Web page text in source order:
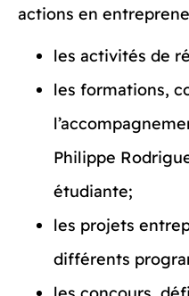
actions en
les activités de
les formations,
Philippe
étudiante;
les projets
différents